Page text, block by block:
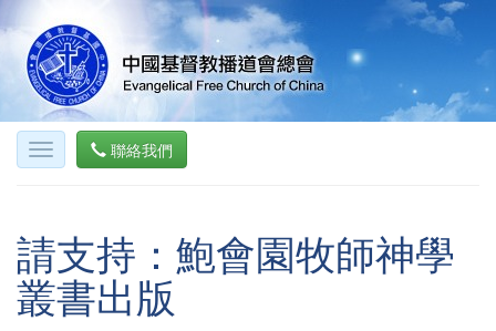
聯絡我們
請支持：鮑會園牧師神學
叢書出版